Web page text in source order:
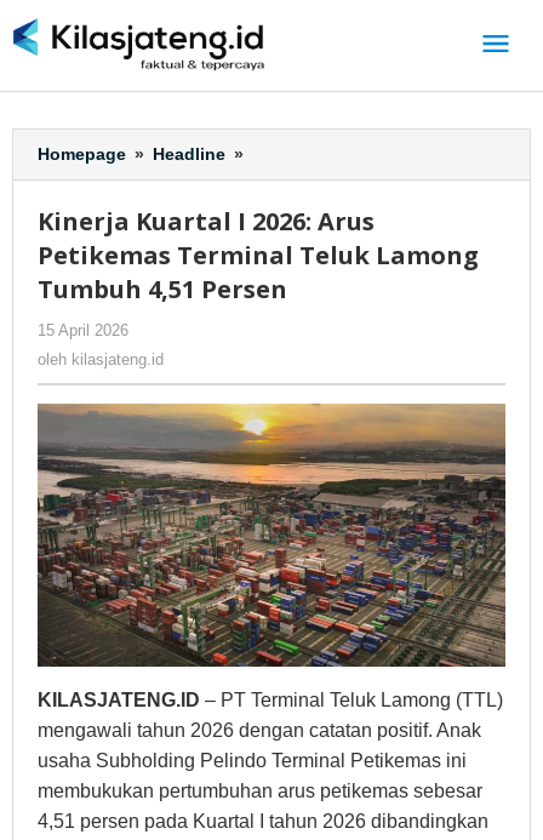
ke
Homepage » Headline »
Kuartal
2026:
Arus
Petikemas
Tumbuh
4,51
Persen
Kinerja Kuartal I 2026: Arus
Petikemas Terminal Teluk Lamong
Tumbuh 4,51 Persen
15 April 2026
kilasjateng.id
oleh kilasjateng.id
KILASJATENG.ID – PT Terminal Teluk Lamong (TTL)
mengawali tahun 2026 dengan catatan positif. Anak
usaha Subholding Pelindo Terminal Petikemas ini
membukukan pertumbuhan arus petikemas sebesar
4,51 persen pada Kuartal I tahun 2026 dibandingkan